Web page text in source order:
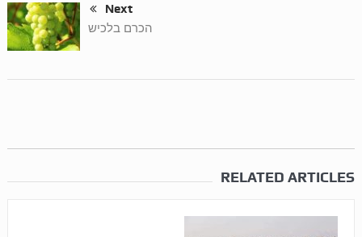
Next
הכרם בלכיש
RELATED ARTICLES